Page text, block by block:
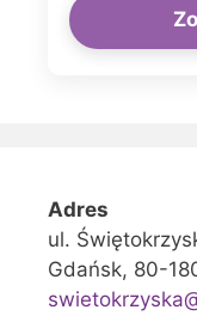
Adres
ul.
Gdańsk, 80-